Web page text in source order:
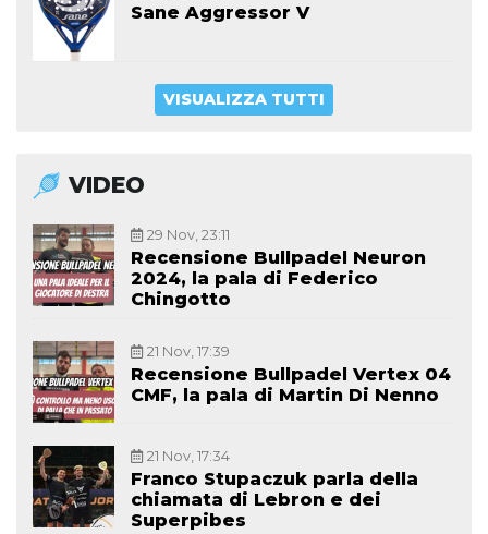
Sane Aggressor V
VISUALIZZA TUTTI
VIDEO
29 Nov, 23:11
Recensione Bullpadel Neuron
2024, la pala di Federico
Chingotto
21 Nov, 17:39
Recensione Bullpadel Vertex 04
CMF, la pala di Martin Di Nenno
21 Nov, 17:34
Franco Stupaczuk parla della
chiamata di Lebron e dei
Superpibes